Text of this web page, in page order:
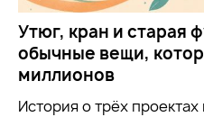
Утюг, кран и старая
обычные вещи,
миллионов
История о трёх